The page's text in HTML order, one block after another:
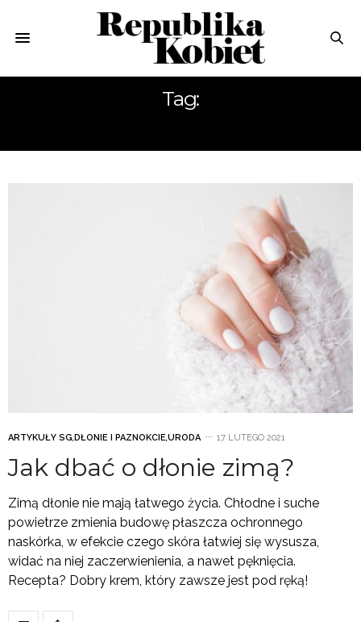
Tag:
ARTYKUŁY SG,DŁONIE I PAZNOKCIE,URODA 17 LUTEGO 2021
Jak dbać o dłonie zimą?
Zimą dłonie nie mają łatwego życia. Chłodne i suche
powietrze zmienia budowę płaszcza ochronnego
naskórka, w efekcie czego skóra łatwiej się wysusza,
widać na niej zaczerwienienia, a nawet pęknięcia.
Recepta? Dobry krem, który zawsze jest pod ręką!